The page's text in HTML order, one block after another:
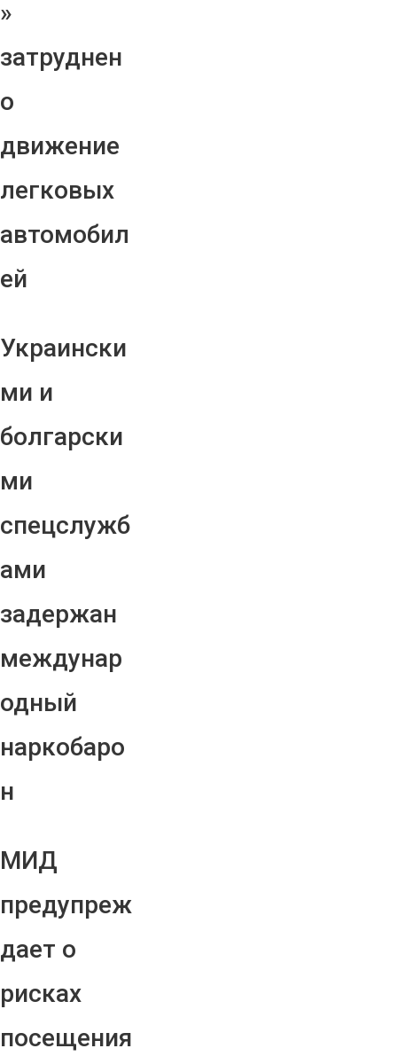
»
затруднен
о
движение
легковых
автомобил
ей
Украински
ми и
болгарски
ми
спецслужб
ами
задержан
междунар
одный
наркобаро
н
МИД
предупреж
дает о
рисках
посещения